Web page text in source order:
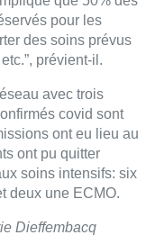
pour les
des soins prévus
prévient-il.
avec trois
covid sont
ont eu lieu au
ont pu quitter
soins intensifs: six
deux une ECMO.
Dieffembacq